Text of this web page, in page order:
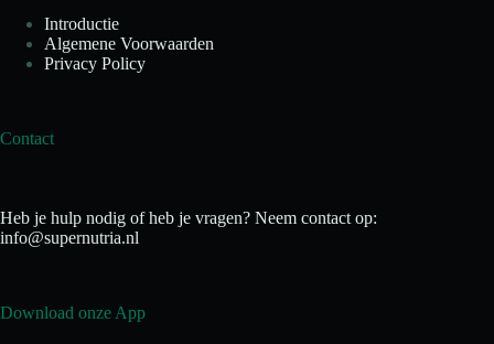
Introductie
Algemene Voorwaarden
Privacy Policy
Contact
Heb je hulp nodig of heb je vragen? Neem contact op:
info@supernutria.nl
Download onze App